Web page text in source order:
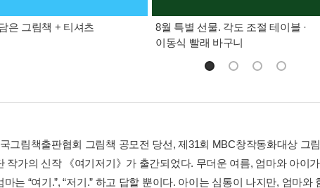
은 그림책 + 티셔츠
8월 특별 선물. 각도 조절 테이블 ·
이동식 빨래 바구니
그림책출판협회 그림책 공모전 당선, 제31회 MBC창작동화대상 그
작가의 신작 《여기저기》가 출간되었다. 무더운 여름, 엄마와 아이
마는 “여기.”, “저기.” 하고 답할 뿐이다. 아이는 심통이 나지만, 엄마